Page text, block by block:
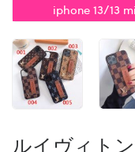
iphone 13/13
ルイヴィト